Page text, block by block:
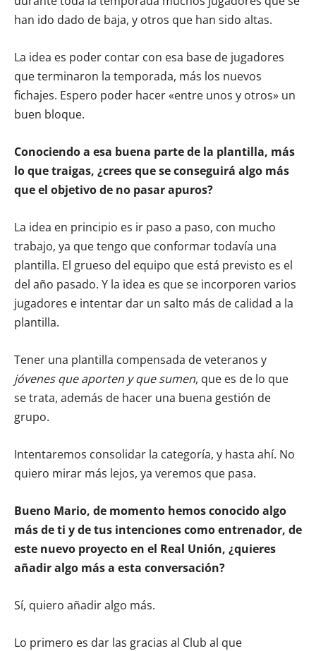
han ido dado de baja, y otros que han sido altas.
La idea es poder contar con esa base de jugadores
que terminaron la temporada, más los nuevos
fichajes. Espero poder hacer «entre unos y otros» un
buen bloque.
Conociendo a esa buena parte de la plantilla, más
lo que traigas, ¿crees que se conseguirá algo más
que el objetivo de no pasar apuros?
La idea en principio es ir paso a paso, con mucho
trabajo, ya que tengo que conformar todavía una
plantilla. El grueso del equipo que está previsto es el
del año pasado. Y la idea es que se incorporen varios
jugadores e intentar dar un salto más de calidad a la
plantilla.
Tener una plantilla compensada de veteranos y
jóvenes que aporten y que sumen, que es de lo que
se trata, además de hacer una buena gestión de
grupo.
Intentaremos consolidar la categoría, y hasta ahí. No
quiero mirar más lejos, ya veremos que pasa.
Bueno Mario, de momento hemos conocido algo
más de ti y de tus intenciones como entrenador, de
este nuevo proyecto en el Real Unión, ¿quieres
añadir algo más a esta conversación?
Sí, quiero añadir algo más.
Lo primero es dar las gracias al Club al que